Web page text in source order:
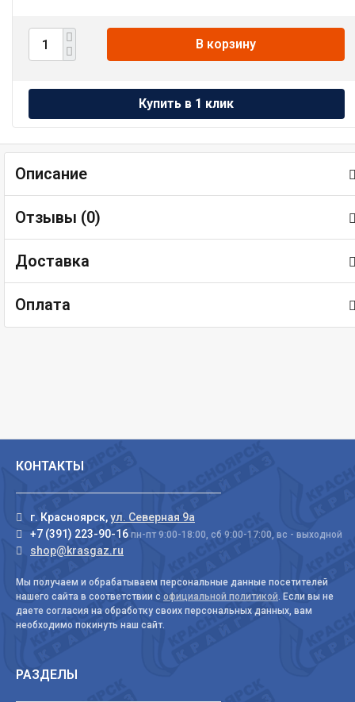
В корзину
Описание
Отзывы (0)
Доставка
Оплата
КОНТАКТЫ
г. Красноярск,ул. Северная 9а
+7 (391) 223-90-16 пн-пт 9:00-18:00, сб 9:00-17:00, вс - выходной
shop@krasgaz.ru
Мы получаем и обрабатываем персональные данные посетителей
нашего сайта в соответствии с официальной политикой. Если вы не
даете согласия на обработку своих персональных данных, вам
необходимо покинуть наш сайт.
РАЗДЕЛЫ